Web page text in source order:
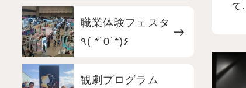
て
職業体験フェスタ
٩( *˙0˙*)۶
観劇プログラム